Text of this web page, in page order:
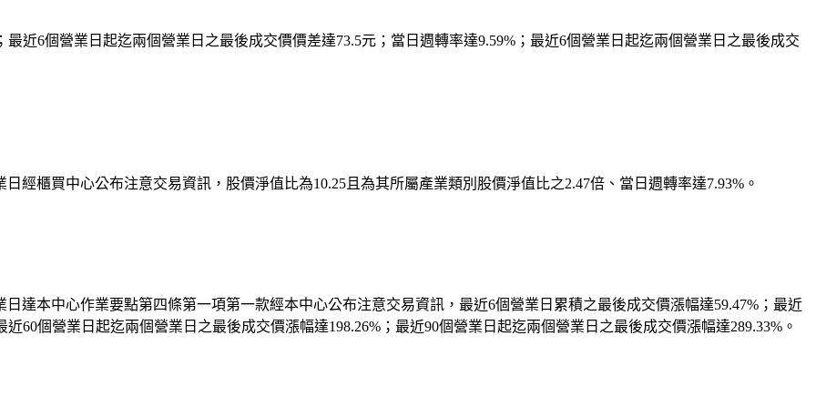
近6個營業日起迄兩個營業日之最後成交價價差達73.5元；當日週轉率達9.59%；最近6個營業日起迄兩個營業日之最後成交
經櫃買中心公布注意交易資訊，股價淨值比為10.25且為其所屬產業類別股價淨值比之2.47倍、當日週轉率達7.93%。
達本中心作業要點第四條第一項第一款經本中心公布注意交易資訊，最近6個營業日累積之最後成交價漲幅達59.47%；最近
60個營業日起迄兩個營業日之最後成交價漲幅達198.26%；最近90個營業日起迄兩個營業日之最後成交價漲幅達289.33%。